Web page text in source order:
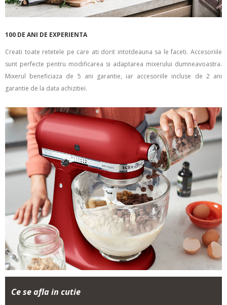
100 DE ANI DE EXPERIENTA
Creati toate retetele pe care ati dorit intotdeauna sa le faceti. Accesoriile
sunt perfecte pentru modificarea si adaptarea mixerului dumneavoastra.
Mixerul beneficiaza de 5 ani garantie, iar accesoriile incluse de 2 ani
garantie de la data achizitiei.
Ce se afla in cutie